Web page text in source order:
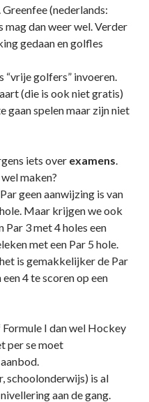
(nederlands:
dan weer wel. Verder
gedaan en golfles
golfers” invoeren.
(die is ook niet gratis)
gaan spelen maar zijn niet
iets over examens.
maken?
geen aanwijzing is van
Maar krijgen we ook
3 met 4 holes een
met een Par 5 hole.
is gemakkelijker de Par
4 te scoren op een
I dan wel Hockey
per se moet
schoolonderwijs) is al
aan de gang.